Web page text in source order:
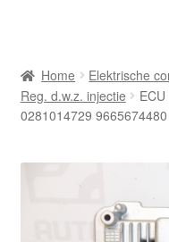
Algemene voorwaarden
Betalingen
Home Elektrische
Reg. d.w.z. injectie
0281014729 9665674480